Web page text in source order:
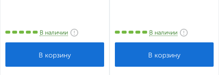
В наличии В наличии